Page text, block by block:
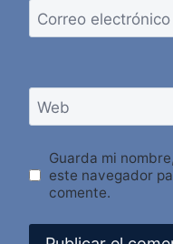
Correo electrónico
Web
Guarda mi
este navegador
comente.